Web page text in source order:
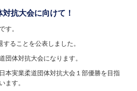
抗大会に向けて！
す。
ることを公表しました。
団体対抗大会になります。
本実業柔道団体対抗大会１部優勝を目指
ます。